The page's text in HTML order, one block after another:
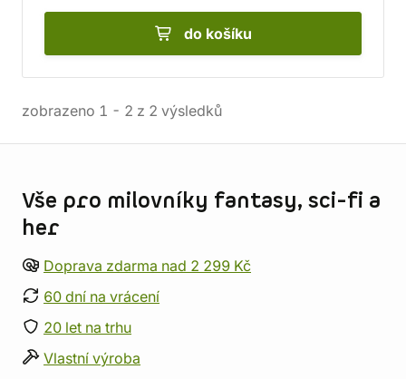
do košíku
zobrazeno 1 - 2 z 2 výsledků
Vše pro milovníky fantasy, sci-fi a
her
Doprava zdarma nad 2 299 Kč
60 dní na vrácení
20 let na trhu
Vlastní výroba